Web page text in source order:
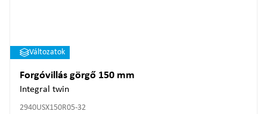
Változatok
Forgóvillás görgő 150 mm
Integral twin
2940USX150R05-32